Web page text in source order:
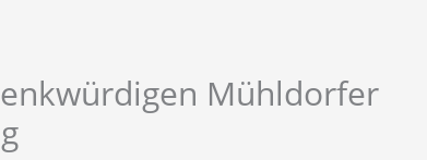
Mühldorfer